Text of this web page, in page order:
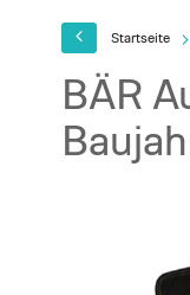
Startseite
BÄR